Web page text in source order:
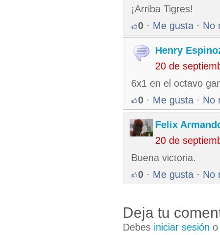
¡Arriba Tigres!
0 · Me gusta · No
Henry
20 de
6x1 en el octavo
0 · Me gusta · No
Felix
20 de
Buena victoria.
0 · Me gusta · No
Deja tu
Debes iniciar sesión